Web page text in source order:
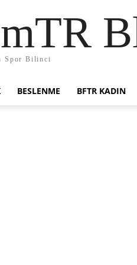
Spor Bilinci
BESLENME BFTR KADIN